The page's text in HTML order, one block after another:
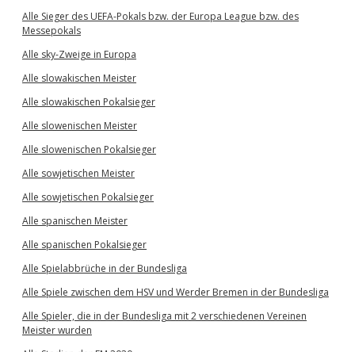
Alle Sieger des UEFA-Pokals bzw. der Europa League bzw. des
Messepokals
Alle sky-Zweige in Europa
Alle slowakischen Meister
Alle slowakischen Pokalsieger
Alle slowenischen Meister
Alle slowenischen Pokalsieger
Alle sowjetischen Meister
Alle sowjetischen Pokalsieger
Alle spanischen Meister
Alle spanischen Pokalsieger
Alle Spielabbrüche in der Bundesliga
Alle Spiele zwischen dem HSV und Werder Bremen in der Bundesliga
Alle Spieler, die in der Bundesliga mit 2 verschiedenen Vereinen
Meister wurden